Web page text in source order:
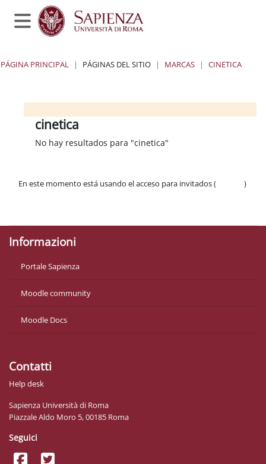
Salta al contenido principal
Panel lateral
PÁGINA PRINCIPAL PÁGINAS DEL SITIO MARCAS CINETICA
Bloques
Bloques
Bloques
Bloquescinetica
No hay resultados para "cinetica"
En este momento está usando el acceso para invitados (
)
Informazioni
Portale Sapienza
Moodle community
Moodle Docs
Contatti
Help desk
Sapienza Università di Roma
Piazzale Aldo Moro 5, 00185 Roma
Seguici